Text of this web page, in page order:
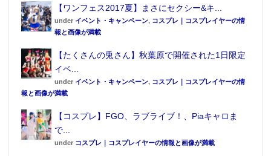
【ワンフェス2017夏】まさにセクシー&キ...
under イベント・キャンペーン, コスプレ｜コスプレイヤーの情
報と画像が満載
【たくさんの兎さん】秋葉原で開催された1日限定
イベ...
under イベント・キャンペーン, コスプレ｜コスプレイヤーの情
報と画像が満載
【コスプレ】FGO、ラブライブ！、Piaキャロま
で...
under コスプレ｜コスプレイヤーの情報と画像が満載